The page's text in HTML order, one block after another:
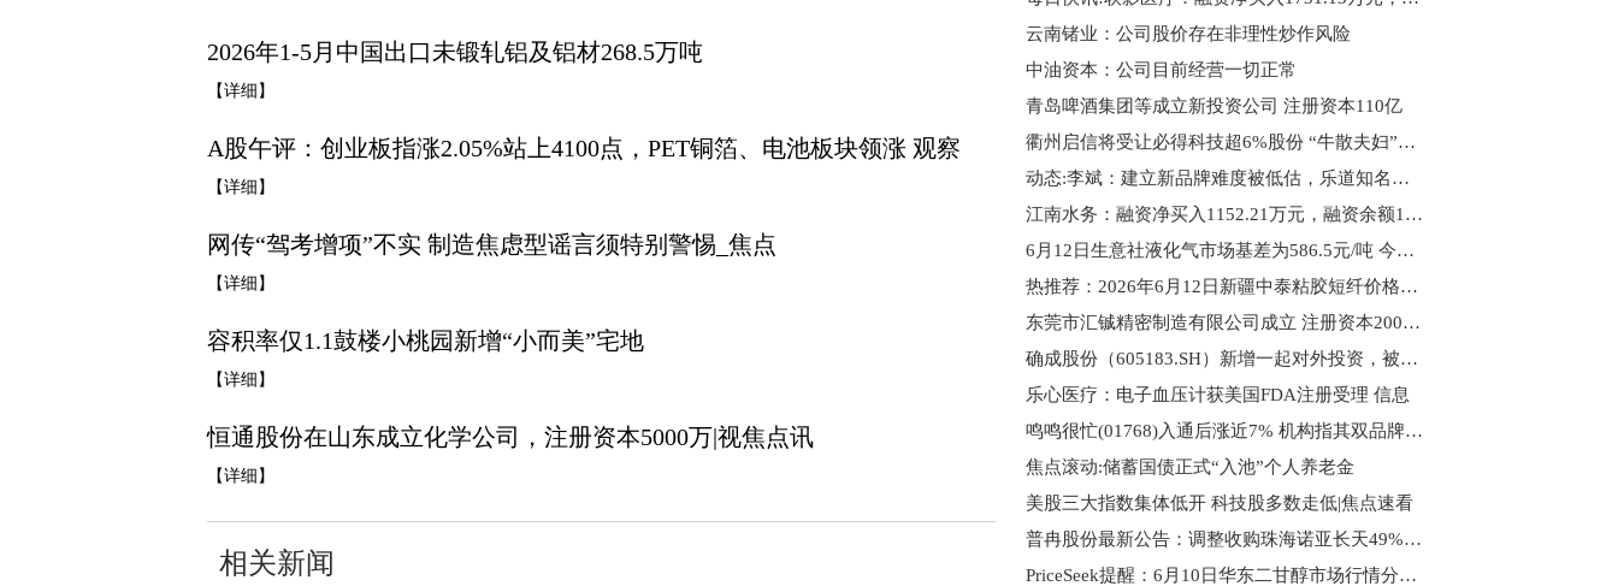
2026年1-5月中国出口未锻轧铝及铝材268.5万吨
【详细】
A股午评：创业板指涨2.05%站上4100点，PET铜箔、电池板块领涨 观察
【详细】
网传“驾考增项”不实 制造焦虑型谣言须特别警惕_焦点
【详细】
容积率仅1.1鼓楼小桃园新增“小而美”宅地
【详细】
恒通股份在山东成立化学公司，注册资本5000万|视焦点讯
【详细】
相关新闻
云南锗业：公司股价存在非理性炒作风险
中油资本：公司目前经营一切正常
青岛啤酒集团等成立新投资公司 注册资本110亿
衢州启信将受让必得科技超6%股份 “牛散夫妇”蒋仕波、高雅萍现身后者前十大股东
动态:李斌：建立新品牌难度被低估，乐道知名度相当于6年前的蔚来
江南水务：融资净买入1152.21万元，融资余额1.58亿元-今日热闻
6月12日生意社液化气市场基差为586.5元/吨 今日要闻
热推荐：2026年6月12日新疆中泰粘胶短纤价格快讯
东莞市汇铖精密制造有限公司成立 注册资本200万人民币_聚看点
确成股份（605183.SH）新增一起对外投资，被投资公司为无锡萃微科技发展有限公司
乐心医疗：电子血压计获美国FDA注册受理 信息
鸣鸣很忙(01768)入通后涨近7% 机构指其双品牌协同领跑零食量贩赛道
焦点滚动:储蓄国债正式“入池”个人养老金
美股三大指数集体低开 科技股多数走低|焦点速看
普冉股份最新公告：调整收购珠海诺亚长天49%股权交易方案-独家焦点
PriceSeek提醒：6月10日华东二甘醇市场行情分析|焦点热门